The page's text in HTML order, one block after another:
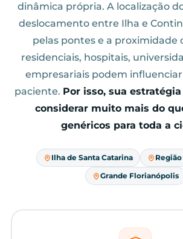
dinâmica própria. A localização
deslocamento entre Ilha e
pelas pontes e a proximidade
residenciais, hospitais,
empresariais podem influenciar
paciente. Por isso, sua
considerar muito mais do
genéricos para toda a
Ilha de Santa Catarina
Grande Florianópolis